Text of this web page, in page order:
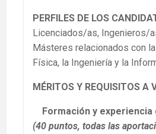
PERFILES DE LOS
Licenciados/as, Ingenieros/
Másteres relacionados con
Física, la Ingeniería y la
MÉRITOS Y REQUISITOS A
Formación y
(40 puntos, todas las